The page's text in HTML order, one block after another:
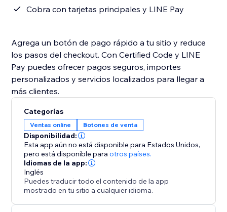
Cobra con tarjetas principales y LINE Pay
Agrega un botón de pago rápido a tu sitio y reduce
los pasos del checkout. Con Certified Code y LINE
Pay puedes ofrecer pagos seguros, importes
personalizados y servicios localizados para llegar a
más clientes.
Categorías
Ventas online Botones de venta
Disponibilidad:
Esta app aún no está disponible para Estados Unidos,
pero está disponible para otros países.
Idiomas de la app:
Inglés
Puedes traducir todo el contenido de la app
mostrado en tu sitio a cualquier idioma.